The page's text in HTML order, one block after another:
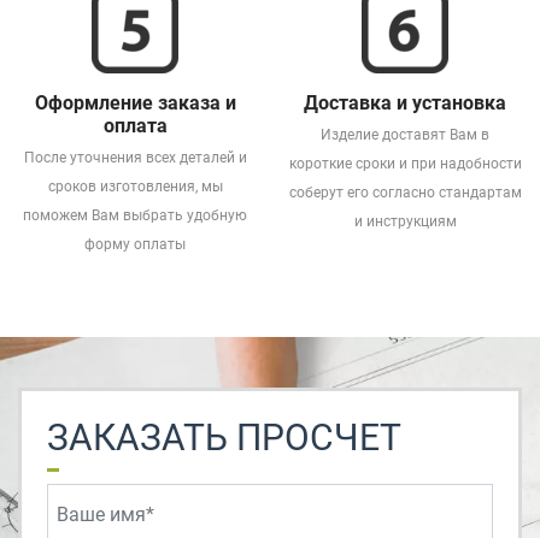
Оформление заказа и
оплата
После уточнения всех деталей и
сроков изготовления, мы
поможем Вам выбрать удобную
форму оплаты
Доставка и установка
Изделие доставят Вам в
короткие сроки и при надобности
соберут его согласно стандартам
и инструкциям
ЗАКАЗАТЬ ПРОСЧЕТ